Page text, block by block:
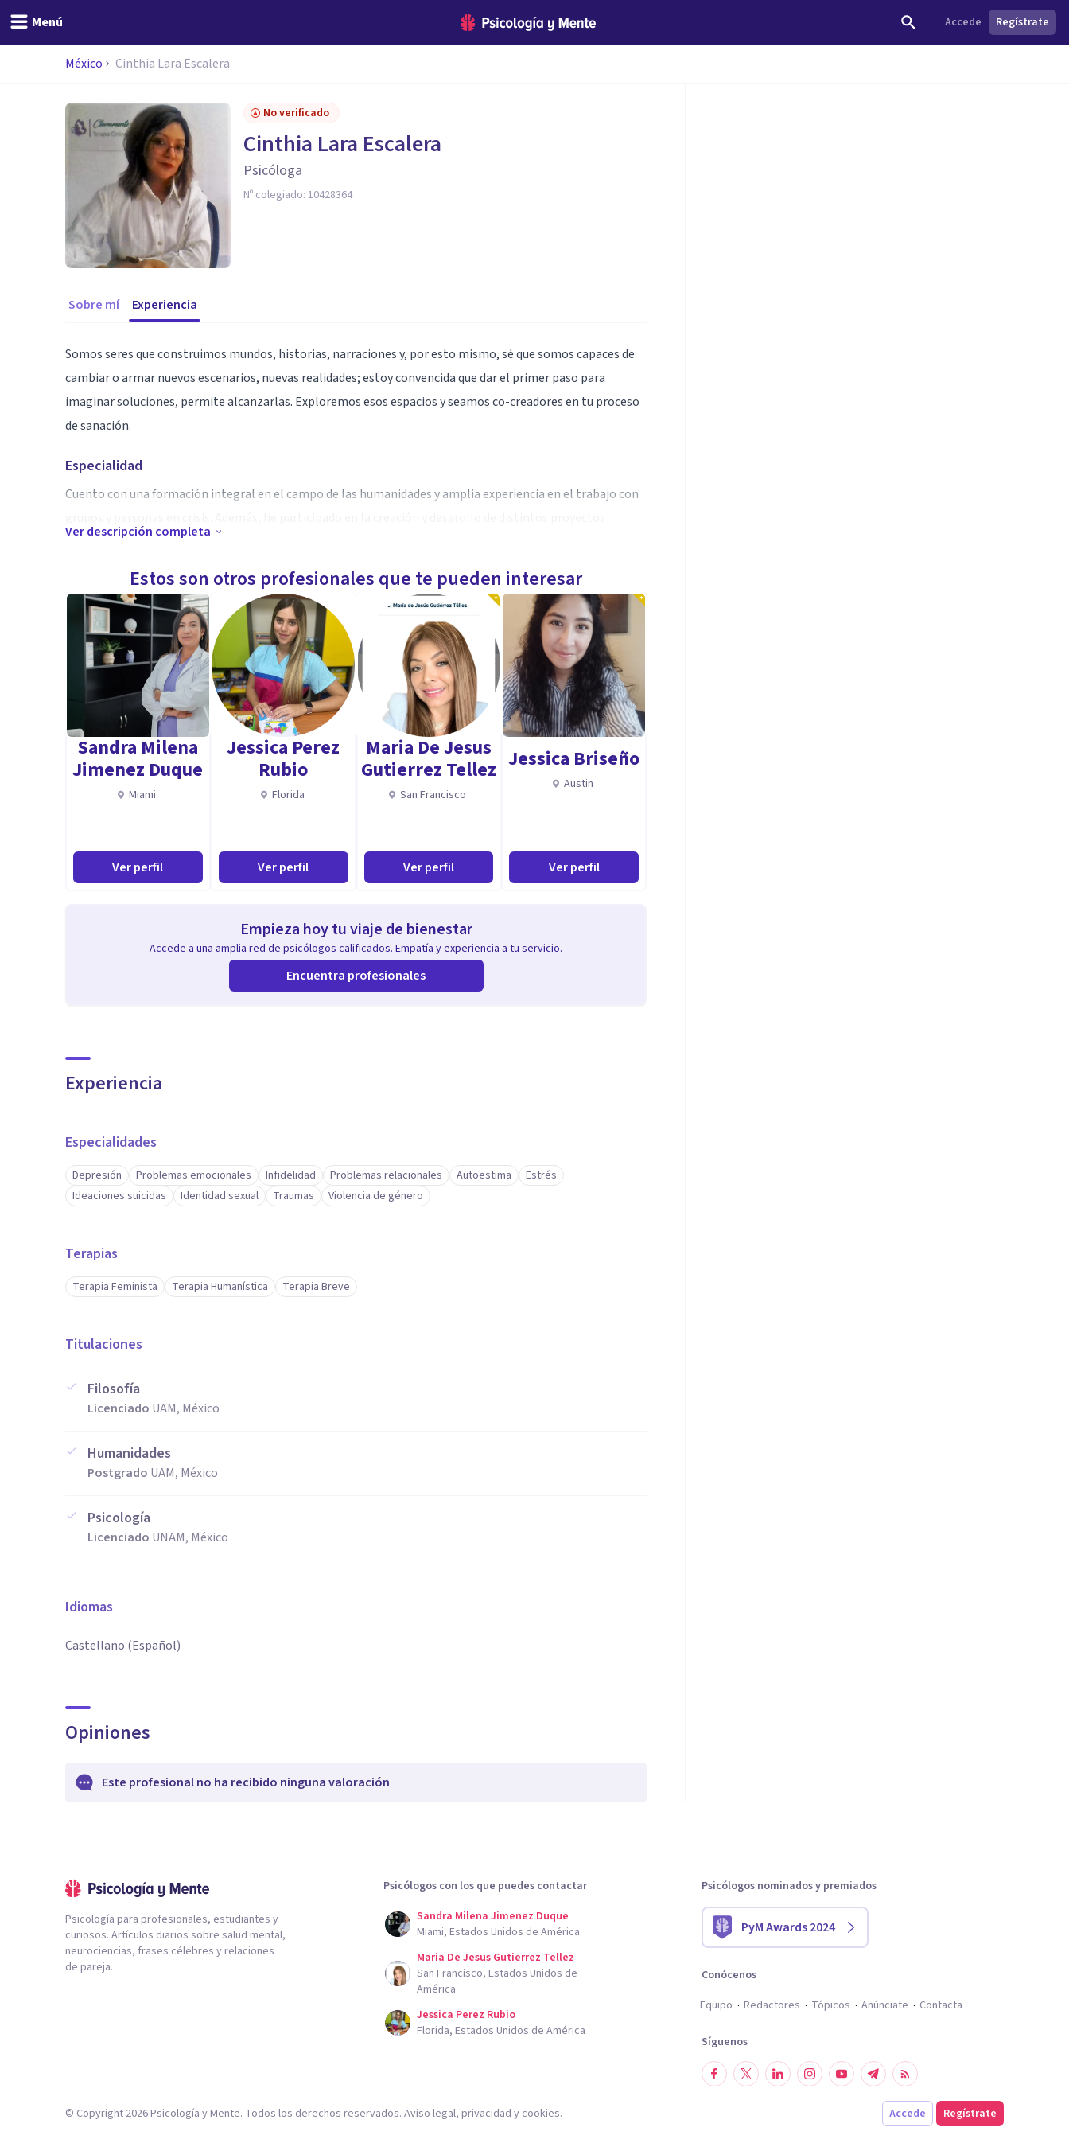
Menú Accede Regístrate
México Cinthia Lara Escalera
No verificado
Cinthia Lara Escalera
Psicóloga
Nº colegiado: 10428364
Sobre mí Experiencia
Somos seres que construimos mundos, historias, narraciones y, por esto mismo, sé que somos capaces de
cambiar o armar nuevos escenarios, nuevas realidades; estoy convencida que dar el primer paso para
imaginar soluciones, permite alcanzarlas. Exploremos esos espacios y seamos co-creadores en tu proceso
de sanación.
Especialidad
Cuento con una formación integral en el campo de las humanidades y amplia experiencia en el trabajo con
arteterapéuticos. Finalmente, soy fundadora del proyecto de atención psicológica Claramente.
Soy psicóloga egresada de la UNAM. Desde hace varios años me he enfocado en dar acompañamiento
psicoterapéutico a distintos tipos de personas (con cuadros de depresión, ansiedad, problemas de pareja,
laborales, familiares, personas que viven y conviven con VIH/Sida, mujeres y adolescentes víctimas de
violencia, comunidad LGBT+), así como charlas y talleres con perspectiva de género, creyendo firmemente
en el poder de las palabras.
Ver descripción completa
Estos son otros profesionales que te pueden interesar
Sandra Milena
Jimenez Duque
Miami
Ver perfil
Jessica Perez
Rubio
Florida
Ver perfil
Maria De Jesus
Gutierrez Tellez
San Francisco
Ver perfil
Jessica Briseño
Austin
Ver perfil
Empieza hoy tu viaje de bienestar
Accede a una amplia red de psicólogos calificados. Empatía y experiencia a tu servicio.
Encuentra profesionales
Experiencia
Especialidades
Depresión Problemas emocionales Infidelidad Problemas relacionales Autoestima
Estrés
Ideaciones suicidas
Identidad sexual Traumas Violencia de género
Terapias
Terapia Feminista Terapia Humanística Terapia Breve
Titulaciones
Filosofía
Licenciado UAM, México
Humanidades
Postgrado UAM, México
Psicología
Licenciado UNAM, México
Idiomas
Castellano (Español)
Opiniones
Este profesional no ha recibido ninguna valoración
Psicología para profesionales, estudiantes y
curiosos. Artículos diarios sobre salud mental,
neurociencias, frases célebres y relaciones
de pareja.
Psicólogos con los que puedes contactar
Sandra Milena Jimenez Duque
Miami, Estados Unidos de América
Maria De Jesus Gutierrez Tellez
San Francisco, Estados Unidos de
América
Jessica Perez Rubio
Florida, Estados Unidos de América
Psicólogos nominados y premiados
PyM Awards 2024
Conócenos
Equipo
Redactores Tópicos Anúnciate Contacta
Síguenos
Accede Regístrate
© Copyright 2026Psicología y Mente. Todos los derechos reservados. Aviso legal, privacidad y cookies.